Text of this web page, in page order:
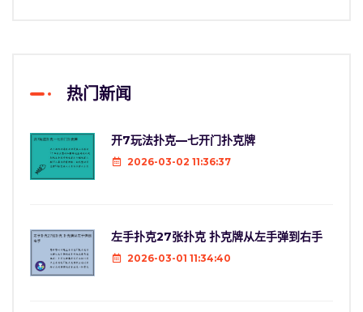
热门新闻
开7玩法扑克—七开门扑克牌
2026-03-02 11:36:37
左手扑克27张扑克 扑克牌从左手弹到右手
2026-03-01 11:34:40